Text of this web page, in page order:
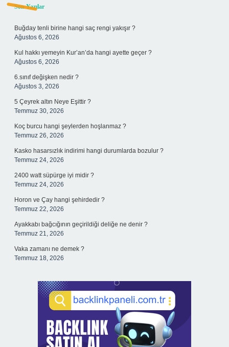
Sidebar
Son Yazılar
Buğday tenli birine hangi saç rengi yakışır ?
Ağustos 6, 2026
Kul hakkı yemeyin Kur’an’da hangi ayette geçer ?
Ağustos 6, 2026
6.sınıf değişken nedir ?
Ağustos 3, 2026
5 Çeyrek altın Neye Eşittir ?
Temmuz 30, 2026
Koç burcu hangi şeylerden hoşlanmaz ?
Temmuz 26, 2026
Kasko hasarsızlık indirimi hangi durumlarda bozulur ?
Temmuz 24, 2026
2400 watt süpürge iyi midir ?
Temmuz 24, 2026
Horon ve Çay hangi şehirdedir ?
Temmuz 22, 2026
Ayakkabı bağcığının geçirildiği deliğe ne denir ?
Temmuz 21, 2026
Vaka zamanı ne demek ?
Temmuz 18, 2026